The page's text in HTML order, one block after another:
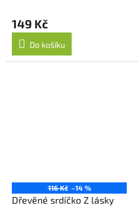
149 Kč
Do košíku
116 Kč –14 %
Dřevěné srdíčko Z lásky